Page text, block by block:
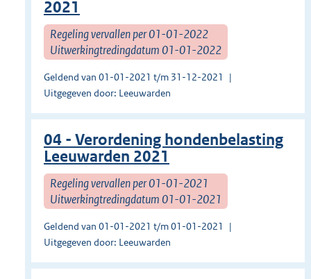
2021
Regeling vervallen per 01-01-2022
Uitwerkingtredingdatum 01-01-2022
Geldend van 01-01-2021 t/m 31-12-2021
Uitgegeven door: Leeuwarden
04 - Verordening hondenbelasting
Leeuwarden 2021
Regeling vervallen per 01-01-2021
Uitwerkingtredingdatum 01-01-2021
Geldend van 01-01-2021 t/m 01-01-2021
Uitgegeven door: Leeuwarden